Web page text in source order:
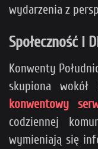
wydarzenia z
Społeczność i
Konwenty
skupiona
konwentowy
codziennej
wymieniają się